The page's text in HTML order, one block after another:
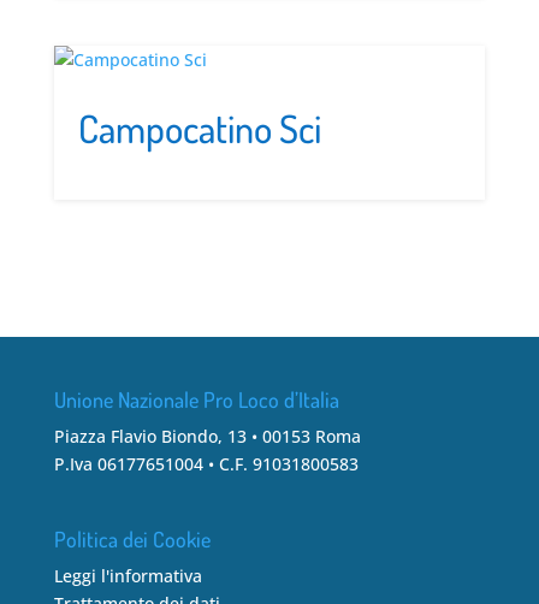
Campocatino Sci
Unione Nazionale Pro Loco d’Italia
Piazza Flavio Biondo, 13 • 00153 Roma
P.Iva 06177651004 • C.F. 91031800583
Politica dei Cookie
Leggi l'informativa